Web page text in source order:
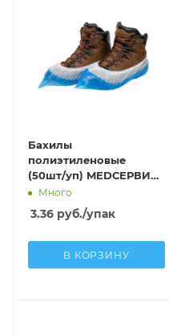
Бахилы
полиэтиленовые
(50шт/уп) MEDСЕРВИС
СУПЕР 80 С ДВОЙНОЙ
РЕЗИНКОЙ (80мкм)
бело-синий
Много
3.36 руб./упак
В КОРЗИНУ